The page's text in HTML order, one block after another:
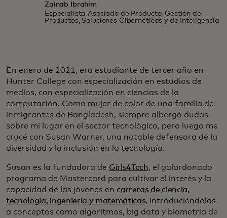
Zainab Ibrahim
Especialista Asociado de Producto, Gestión de
Productos, Soluciones Cibernéticas y de Inteligencia
En enero de 2021, era estudiante de tercer año en
Hunter College con especialización en estudios de
medios, con especialización en ciencias de la
computación. Como mujer de color de una familia de
inmigrantes de Bangladesh, siempre albergó dudas
sobre mi lugar en el sector tecnológico, pero luego me
crucé con Susan Warner, una notable defensora de la
diversidad y la inclusión en la tecnología.
Susan es la fundadora de Girls4Tech, el galardonado
programa de Mastercard para cultivar el interés y la
capacidad de las jóvenes en carreras de ciencia,
tecnología, ingeniería y matemáticas, introduciéndolas
a conceptos como algoritmos, big data y biometría de